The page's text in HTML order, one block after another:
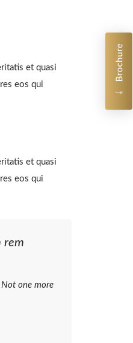
et quasi
eos qui
et quasi
eos qui
rem
Not one more